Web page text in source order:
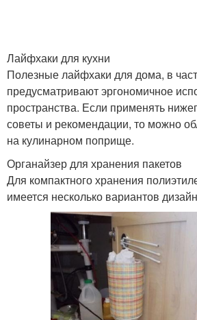
Лайфхаки для кухни
Полезные лайфхаки для дома, в
предусматривают эргономичное
пространства. Если применять
советы и рекомендации, то можно
на кулинарном поприще.
Органайзер для хранения пакетов
Для компактного хранения
имеется несколько вариантов